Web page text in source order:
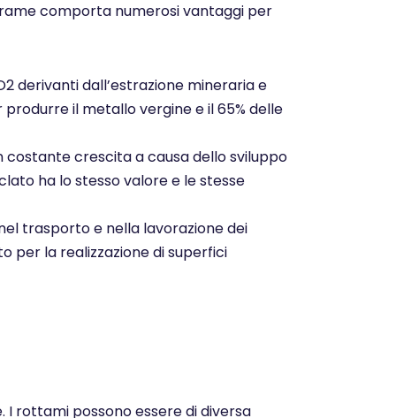
comporta numerosi vantaggi per
derivanti dall’estrazione mineraria e
il metallo vergine e il 65% delle
costante crescita a causa dello sviluppo
ha lo stesso valore e le stesse
trasporto e nella lavorazione dei
per la realizzazione di superfici
rottami possono essere di diversa